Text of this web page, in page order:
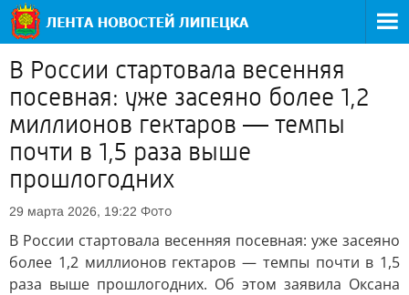
В России стартовала весенняя
посевная: уже засеяно более 1,2
миллионов гектаров — темпы
почти в 1,5 раза выше
прошлогодних
29 марта 2026, 19:22 Фото
В России стартовала весенняя посевная: уже засеяно
более 1,2 миллионов гектаров — темпы почти в 1,5
раза выше прошлогодних. Об этом заявила Оксана